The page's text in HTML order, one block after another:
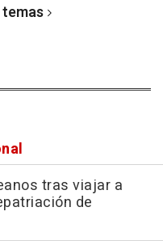
tras viajar a
de